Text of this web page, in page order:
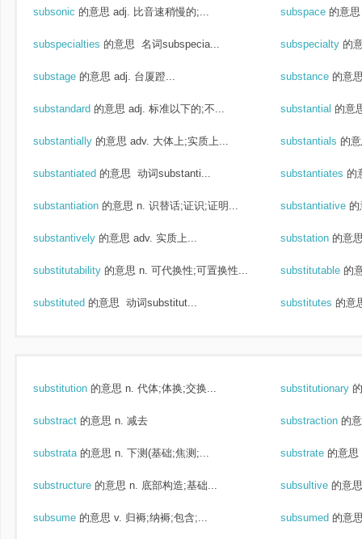
subsonic 的意思 adj. 比音速稍慢的;... subspace 的意思
subspecialties 的意思 名词subspecia... subspecialty 的
substage 的意思 adj. 台厦蹬... substance 的意
substandard 的意思 adj. 标准以下的;不... substantial 的意
substantially 的意思 adv. 大体上;实质上... substantials 的
substantiated 的意思 动词substanti... substantiates 的
substantiation 的意思 n. 识替话;证识;证明... substantiative 的
substantively 的意思 adv. 实质上... substation 的意
substitutability 的意思 n. 可代换性;可置换性... substitutable 的
substituted 的意思 动词substitut... substitutes 的意
substitution 的意思 n. 代体;体换;交换... substitutionary
substract 的意思 n. 减去 substraction 的
substrata 的意思 n. 下测(基础;焦测;... substrate 的意思
substructure 的意思 n. 底部构造;基础... subsultive 的意思
subsume 的意思 v. 归褥;纳褥;包含;... subsumed 的意